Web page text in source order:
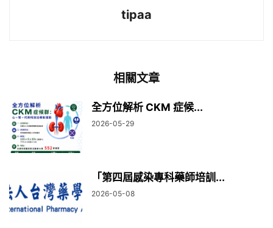
tipaa
相關文章
全方位解析 CKM 症候...
2026-05-29
「第四屆感染專科藥師培訓...
2026-05-08